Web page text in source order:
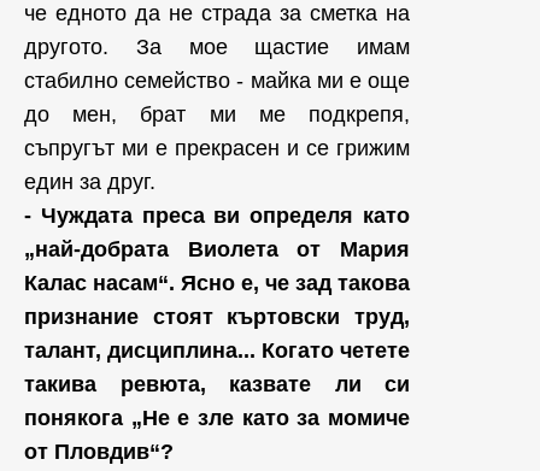
че едното да не страда за сметка на
другото. За мое щастие имам
стабилно семейство - майка ми е още
до мен, брат ми ме подкрепя,
съпругът ми е прекрасен и се грижим
един за друг.
- Чуждата преса ви определя като
„най-добрата Виолета от Мария
Калас насам“. Ясно е, че зад такова
признание стоят къртовски труд,
талант, дисциплина... Когато четете
такива ревюта, казвате ли си
понякога „Не е зле като за момиче
oт Пловдив“?